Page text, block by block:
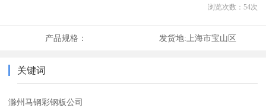
浏览次数： 54次
产品规格： 发货地: 上海市宝山区
关键词
滁州马钢彩钢板公司